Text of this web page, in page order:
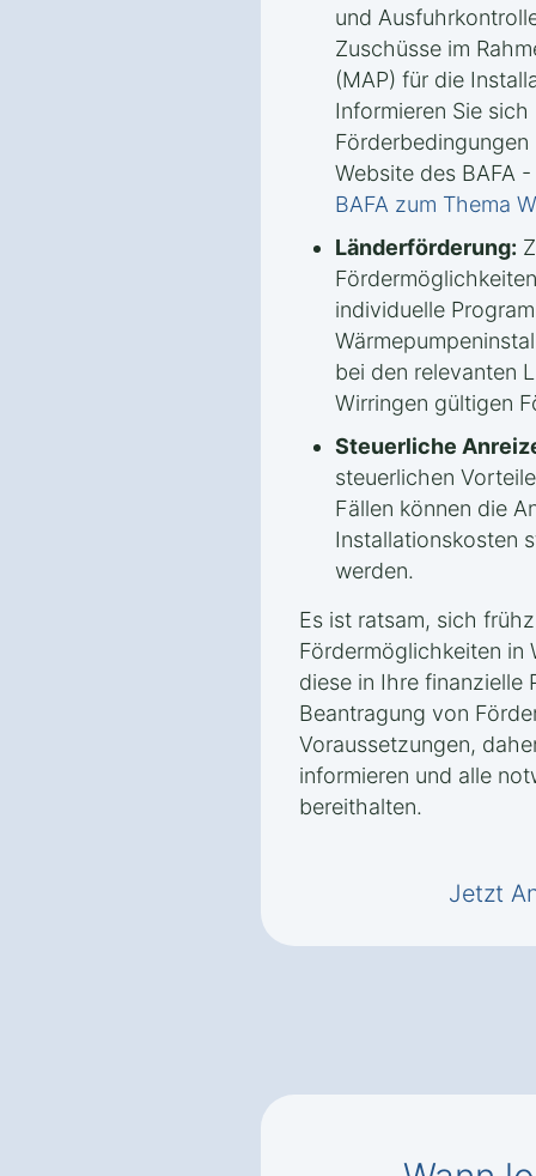
und
Zuschüsse im
(MAP) für die
Informieren Sie
Website des BAFA
BAFA zum Thema
Länderförderung:
individuelle
bei den relevanten
Wirringen gültigen
Steuerliche
steuerlichen
Fällen können die
Installationskosten
werden.
Es ist ratsam, sich
Fördermöglichkeiten in
diese in Ihre finanzielle
Beantragung von
Voraussetzungen,
informieren und alle
bereithalten.
Jetzt